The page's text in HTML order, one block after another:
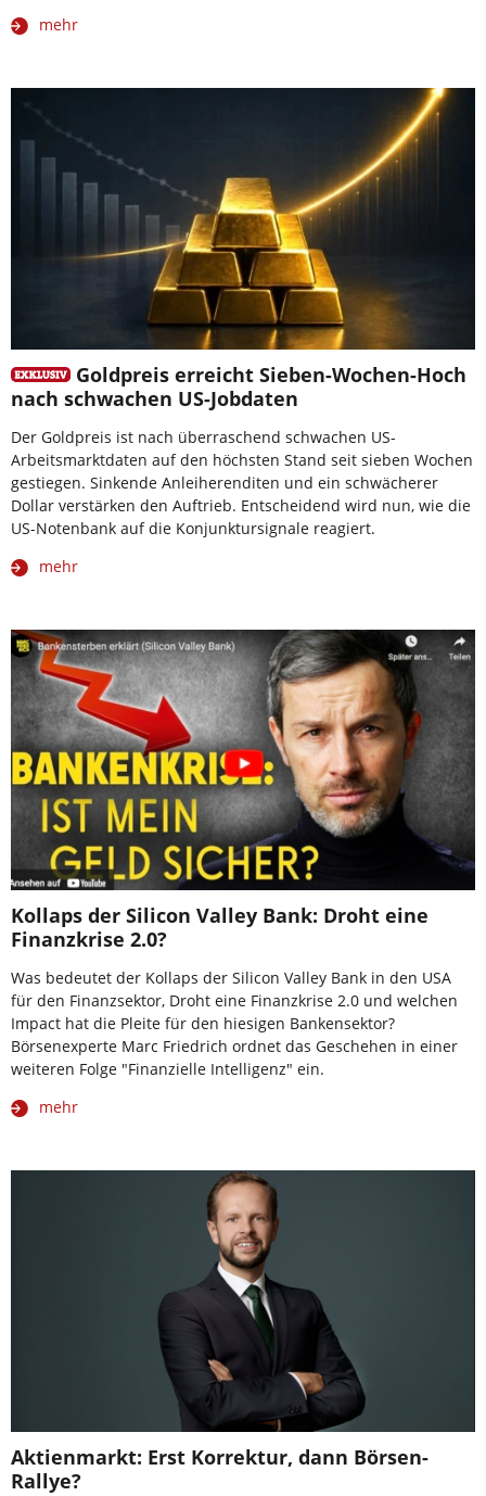
mehr
Goldpreis erreicht Sieben-Wochen-Hoch
nach schwachen US-Jobdaten
Der Goldpreis ist nach überraschend schwachen US-
Arbeitsmarktdaten auf den höchsten Stand seit sieben Wochen
gestiegen. Sinkende Anleiherenditen und ein schwächerer
Dollar verstärken den Auftrieb. Entscheidend wird nun, wie die
US-Notenbank auf die Konjunktursignale reagiert.
mehr
Kollaps der Silicon Valley Bank: Droht eine
Finanzkrise 2.0?
Was bedeutet der Kollaps der Silicon Valley Bank in den USA
für den Finanzsektor, Droht eine Finanzkrise 2.0 und welchen
Impact hat die Pleite für den hiesigen Bankensektor?
Börsenexperte Marc Friedrich ordnet das Geschehen in einer
weiteren Folge "Finanzielle Intelligenz" ein.
mehr
Aktienmarkt: Erst Korrektur, dann Börsen-
Rallye?